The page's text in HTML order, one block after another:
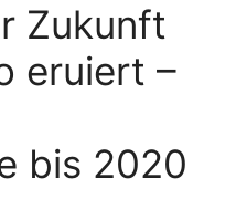
Zukunft
eruiert –
bis 2020